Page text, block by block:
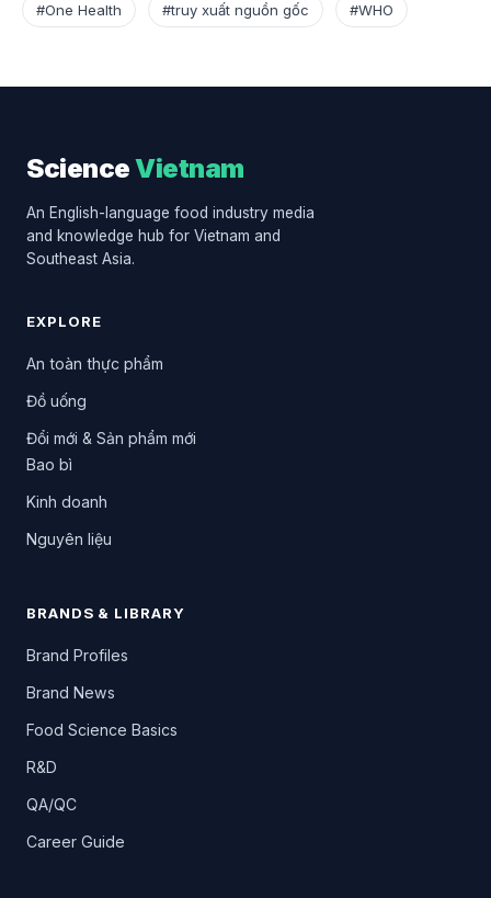
#One Health #truy xuất nguồn gốc #WHO
ScienceVietnam
An English-language food industry media
and knowledge hub for Vietnam and
Southeast Asia.
EXPLORE
An toàn thực phẩm
Đồ uống
Đổi mới & Sản phẩm mới
Bao bì
Kinh doanh
Nguyên liệu
BRANDS & LIBRARY
Brand Profiles
Brand News
Food Science Basics
R&D
QA/QC
Career Guide